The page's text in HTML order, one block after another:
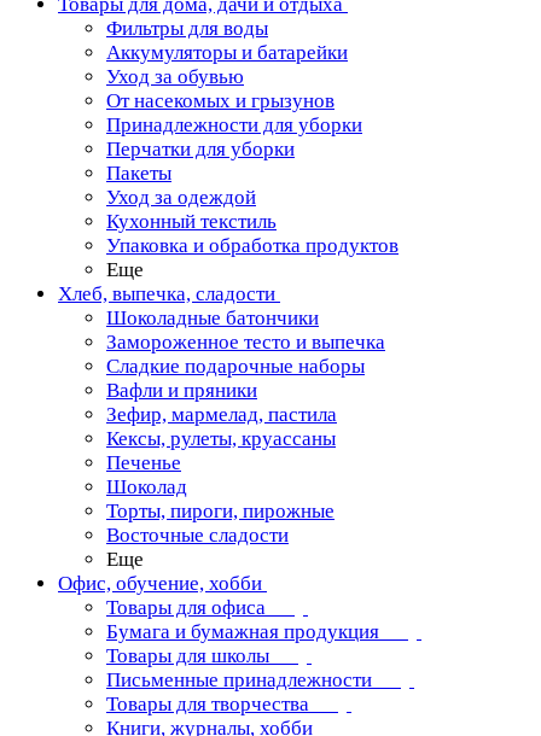
Фильтры для воды
Аккумуляторы и батарейки
Уход за обувью
От насекомых и грызунов
Принадлежности для уборки
Перчатки для уборки
Пакеты
Уход за одеждой
Кухонный текстиль
Упаковка и обработка продуктов
Еще
Хлеб, выпечка, сладости
Шоколадные батончики
Замороженное тесто и выпечка
Сладкие подарочные наборы
Вафли и пряники
Зефир, мармелад, пастила
Кексы, рулеты, круассаны
Печенье
Шоколад
Торты, пироги, пирожные
Восточные сладости
Еще
Офис, обучение, хобби
Товары для офиса
Бумага и бумажная продукция
Товары для школы
Письменные принадлежности
Товары для творчества
Книги, журналы, хобби